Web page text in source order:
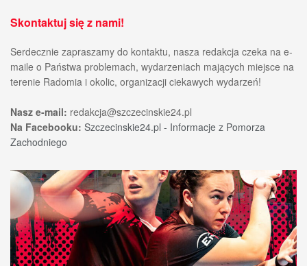
Skontaktuj się z nami!
Serdecznie zapraszamy do kontaktu, nasza redakcja czeka na e-
maile o Państwa problemach, wydarzeniach mających miejsce na
terenie Radomia i okolic, organizacji ciekawych wydarzeń!
Nasz e-mail: redakcja@szczecinskie24.pl
Na Facebooku: Szczecinskie24.pl - Informacje z Pomorza
Zachodniego